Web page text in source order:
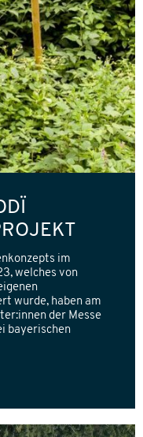
im
welches von
wurde, haben am
der Messe
bayerischen